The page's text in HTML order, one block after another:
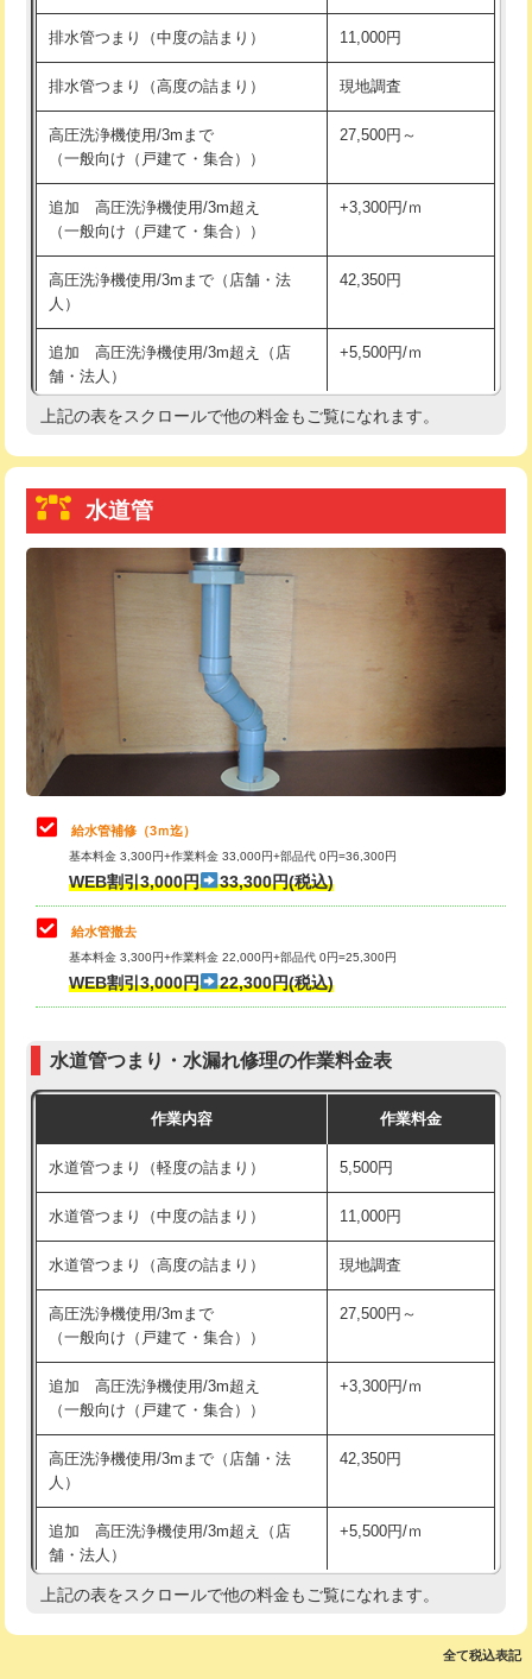
持込商品取付（浄水器・分岐水栓） 16,500円
給水管工事※（ホール加工) 16,500円
給水管工事※（バンド止め) 3,300円
給水管工事※（支持金具設置)
給水管工事※（保温材使用（バンド止
め込み）)
5,500円
給水管工事※（土の掘削・埋め戻し作
業)
11,000円
給水管工事※（塩ビ管（VP・HI）使
用/3ｍまで)
33,000円
給水管工事※（塩ビ管（VP・HI）使
+8,800円
給水管工事※（ライニング鋼管・銅
管・ポリ管・HT管使用/3ｍまで)
給水管工事※（ライニング鋼管・銅
管・ポリ管・HT管使用/3ｍ超え)
排水管工事（土の掘削・埋め戻し作
11,000円~
排水管工事（排水管工事/3ｍまで） 55,000円
排水管工事（追加 排水管工事/3ｍ超
マス交換（土の掘削・埋め戻し作業）
マス交換（深さ50㎝未満）
マス交換（深さ50㎝以上）
コンクリート斫り（厚さ10㎝まで）
モルタル補修（厚さ10㎝超え） 38,500円
洗面台設置 38,500円
化粧台設置 22,000円
追加人工 16,500円
廃棄・処分 現場見積
※給水管工事は20mmまでの価格です。
排水管つまり（中度の詰まり） 11,000円
排水管つまり（高度の詰まり） 現地調査
高圧洗浄機使用/3mまで
（一般向け（戸建て・集合））
27,500円～
追加 高圧洗浄機使用/3m超え
（一般向け（戸建て・集合））
+3,300円/ｍ
高圧洗浄機使用/3mまで（店舗・法
人）
42,350円
追加 高圧洗浄機使用/3m超え（店
舗・法人）
+5,500円/ｍ
高度高圧洗浄換 現地調査
トーラー機使用/3mまで
追加トーラー機使用/3m超え
8,800円
止水・漏水調査・防水処理・清掃・修
理・調整・分解・加工など（軽作業）
11,000円
止水・漏水調査・防水処理・清掃・修
理・調整・分解・加工など（中作業）
止水・漏水調査・防水処理・清掃・修
理・調整・分解・加工など（重作業）
33,000円
その他部品の脱着
交換・取付（タンク）
式）)
式・ワンホール）)
交換・取付(排水栓・排水トラップ
22,000円+材料費
持込商品取付（混合水栓）
持込商品取付（浄水器・分岐水栓） 16,500円
業）
排水管工事（追加 排水管工事/3ｍ超
え）
マス交換（土の掘削・埋め戻し作業） 11,000円~
上記の表をスクロールで他の料金もご覧になれます。
水道管
給水管補修（3ｍ迄）
基本料金 3,300円+作業料金 33,000円+部品代 0円=36,300円
WEB割引3,000円 33,300円(税込)
給水管撤去
基本料金 3,300円+作業料金 22,000円+部品代 0円=25,300円
WEB割引3,000円 22,300円(税込)
水道管つまり・水漏れ修理の作業料金表
作業内容 作業料金
水道管つまり（軽度の詰まり） 5,500円
水道管つまり（中度の詰まり） 11,000円
水道管つまり（高度の詰まり） 現地調査
高圧洗浄機使用/3mまで
（一般向け（戸建て・集合））
27,500円～
追加 高圧洗浄機使用/3m超え
（一般向け（戸建て・集合））
+3,300円/ｍ
高圧洗浄機使用/3mまで（店舗・法
人）
42,350円
追加 高圧洗浄機使用/3m超え（店
舗・法人）
+5,500円/ｍ
高度高圧洗浄換 現地調査
上記の表をスクロールで他の料金もご覧になれます。
全て税込表記